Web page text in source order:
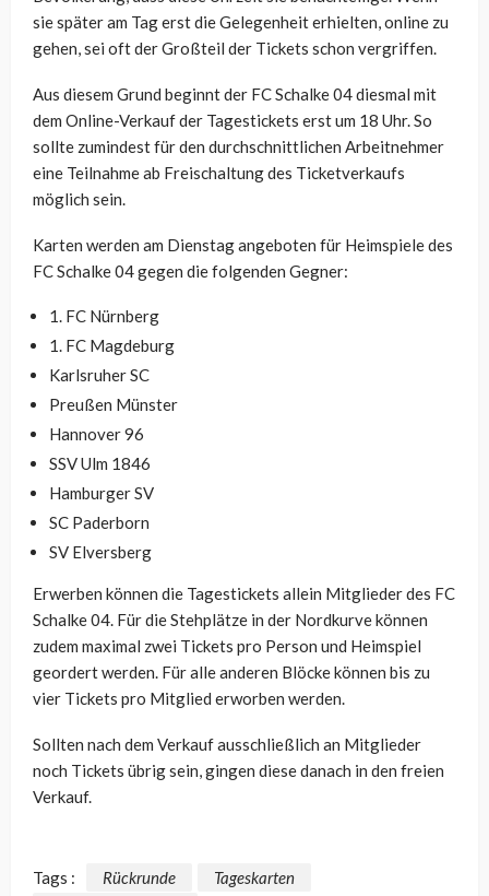
sie später am Tag erst die Gelegenheit erhielten, online zu
gehen, sei oft der Großteil der Tickets schon vergriffen.
Aus diesem Grund beginnt der FC Schalke 04 diesmal mit
dem Online-Verkauf der Tagestickets erst um 18 Uhr. So
sollte zumindest für den durchschnittlichen Arbeitnehmer
eine Teilnahme ab Freischaltung des Ticketverkaufs
möglich sein.
Karten werden am Dienstag angeboten für Heimspiele des
FC Schalke 04 gegen die folgenden Gegner:
1. FC Nürnberg
1. FC Magdeburg
Karlsruher SC
Preußen Münster
Hannover 96
SSV Ulm 1846
Hamburger SV
SC Paderborn
SV Elversberg
Erwerben können die Tagestickets allein Mitglieder des FC
Schalke 04. Für die Stehplätze in der Nordkurve können
zudem maximal zwei Tickets pro Person und Heimspiel
geordert werden. Für alle anderen Blöcke können bis zu
vier Tickets pro Mitglied erworben werden.
Sollten nach dem Verkauf ausschließlich an Mitglieder
noch Tickets übrig sein, gingen diese danach in den freien
Verkauf.
Tags : Rückrunde
Tageskarten